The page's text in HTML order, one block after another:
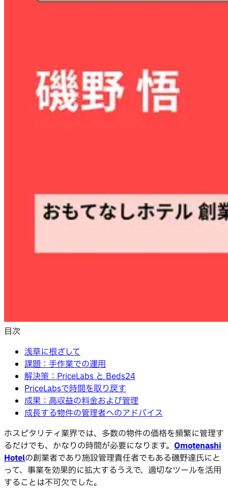
目次
浅草に根ざして
課題：手作業での運用
解決策：PriceLabs と Beds24
PriceLabsで時間を取り戻す
成果：高収益の料金および管理
成長する物件の管理者へのアドバイス
ホスピタリティ業界では、多数の物件の価格を頻繁に管理す
るだけでも、かなりの時間が必要になります。 Omotenashi
Hotelの創業者であり施設管理責任者でもある磯野達氏にと
って、事業を効果的に拡大するうえで、適切なツールを活用
することは不可欠でした。